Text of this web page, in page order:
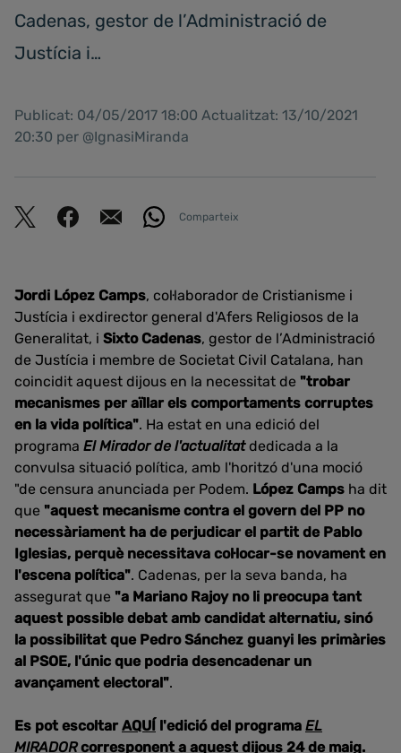
Cadenas, gestor de l’Administració de
Justícia i…
Publicat: 04/05/2017 18:00 Actualitzat: 13/10/2021
20:30 per @IgnasiMiranda
Comparteix
Jordi López Camps, col·laborador de Cristianisme i
Justícia i exdirector general d'Afers Religiosos de la
Generalitat, i Sixto Cadenas, gestor de l’Administració
de Justícia i membre de Societat Civil Catalana, han
coincidit aquest dijous en la necessitat de "trobar
mecanismes per aïllar els comportaments corruptes
en la vida política". Ha estat en una edició del
programa El Mirador de l'actualitat dedicada a la
convulsa situació política, amb l'horitzó d'una moció
"de censura anunciada per Podem. López Camps ha dit
que "aquest mecanisme contra el govern del PP no
necessàriament ha de perjudicar el partit de Pablo
Iglesias, perquè necessitava col·locar-se novament en
l'escena política". Cadenas, per la seva banda, ha
assegurat que "a Mariano Rajoy no li preocupa tant
aquest possible debat amb candidat alternatiu, sinó
la possibilitat que Pedro Sánchez guanyi les primàries
al PSOE, l'únic que podria desencadenar un
avançament electoral".
Es pot escoltar AQUÍ l'edició del programa EL
MIRADORcorresponent a aquest dijous 24 de maig.